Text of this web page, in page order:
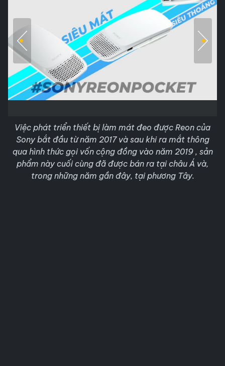
Việc phát triển thiết bị làm mát đeo được Reon của
Sony bắt đầu từ năm 2017 và sau khi ra mắt thông
qua hình thức gọi vốn cộng đồng vào năm 2019 , sản
phẩm này cuối cùng đã được bán ra tại châu Á và,
trong những năm gần đây, tại phương Tây.